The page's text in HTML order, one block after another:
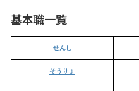
基本職一覧
せんし
そうりょ